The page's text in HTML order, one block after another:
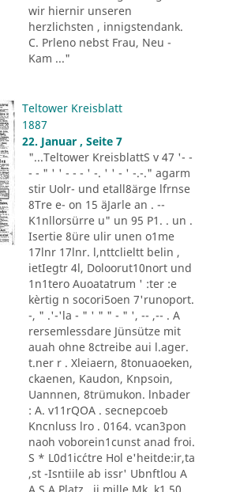
wir hiernir unseren
herzlichsten , innigstendank.
C. Prleno nebst Frau, Neu -
Kam ..."
Teltower Kreisblatt
1887
22. Januar , Seite 7
"...Teltower KreisblattS v 47 '- -
- - " ' ' - - - ' -. ' ' - ' -.-." agarm
stir Uolr- und etall8ärge lfrnse
8Tre e- on 15 äJarle an . --
K1nllorsürre u" un 95 P1. . un .
Isertie 8üre ulir unen o1me
17lnr 17lnr. l,nttclieltt belin ,
ietIegtr 4l, Doloorut10nort und
1n1tero Auoatatrum ' :ter :e
kèrtig n socori5oen 7'runoport.
-, " .'-'la - " ' " " - " ', -- ,-- . A
rersemlessdare Jünsütze mit
auah ohne 8ctreibe aui l.ager.
t.ner r . Xleiaern, 8tonuaoeken,
ckaenen, Kaudon, Knpsoin,
Uannnen, 8trümukon. lnbader
: A. v11rQOA . secnepcoeb
Kncnluss lro . 0164. vcan3pon
naoh voborein1cunst anad froi.
S * L0d1ic´ctre Hol e'heitde:ir,ta
,st -Isntiile ab issr' Ubnftlou A
A S A Platz , ii mille Mk. k1,50,